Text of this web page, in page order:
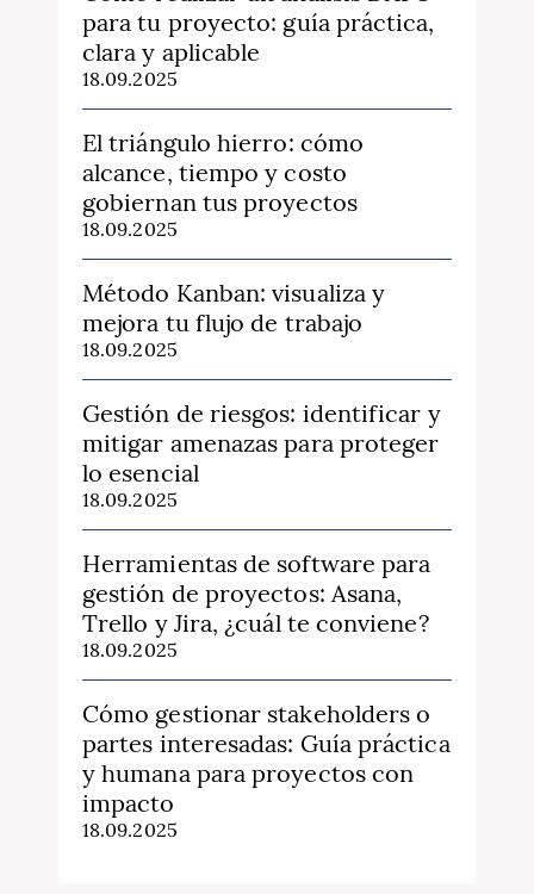
para tu proyecto: guía práctica,
clara y aplicable
18.09.2025
El triángulo hierro: cómo
alcance, tiempo y costo
gobiernan tus proyectos
18.09.2025
Método Kanban: visualiza y
mejora tu flujo de trabajo
18.09.2025
Gestión de riesgos: identificar y
mitigar amenazas para proteger
lo esencial
18.09.2025
Herramientas de software para
gestión de proyectos: Asana,
Trello y Jira, ¿cuál te conviene?
18.09.2025
Cómo gestionar stakeholders o
partes interesadas: Guía práctica
y humana para proyectos con
impacto
18.09.2025